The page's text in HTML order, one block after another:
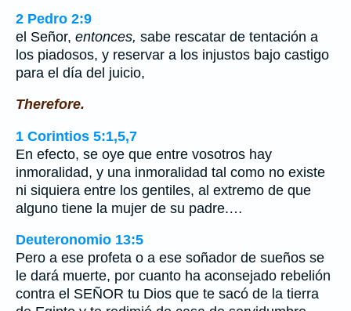
2 Pedro 2:9
el Señor, entonces, sabe rescatar de tentación a
los piadosos, y reservar a los injustos bajo castigo
para el día del juicio,
Therefore.
1 Corintios 5:1,5,7
En efecto, se oye que entre vosotros hay
inmoralidad, y una inmoralidad tal como no existe
ni siquiera entre los gentiles, al extremo de que
alguno tiene la mujer de su padre.…
Deuteronomio 13:5
Pero a ese profeta o a ese soñador de sueños se
le dará muerte, por cuanto ha aconsejado rebelión
contra el SEÑOR tu Dios que te sacó de la tierra